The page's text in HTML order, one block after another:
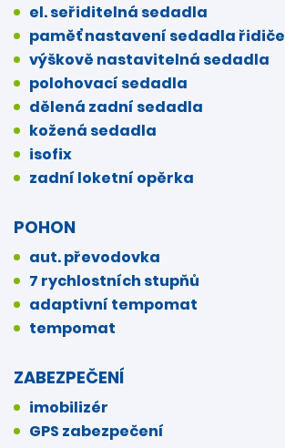
el. seřiditelná sedadla
paměť nastavení sedadla řidiče
výškově nastavitelná sedadla
polohovací sedadla
dělená zadní sedadla
kožená sedadla
isofix
zadní loketní opěrka
POHON
aut. převodovka
7 rychlostních stupňů
adaptivní tempomat
tempomat
ZABEZPEČENÍ
imobilizér
GPS zabezpečení